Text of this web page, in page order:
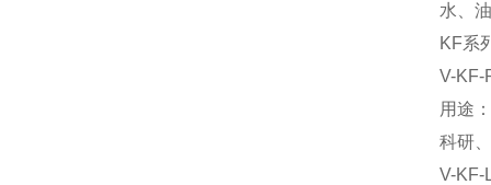
水、
KF系
V-KF-
用途‌
科研
V-KF-